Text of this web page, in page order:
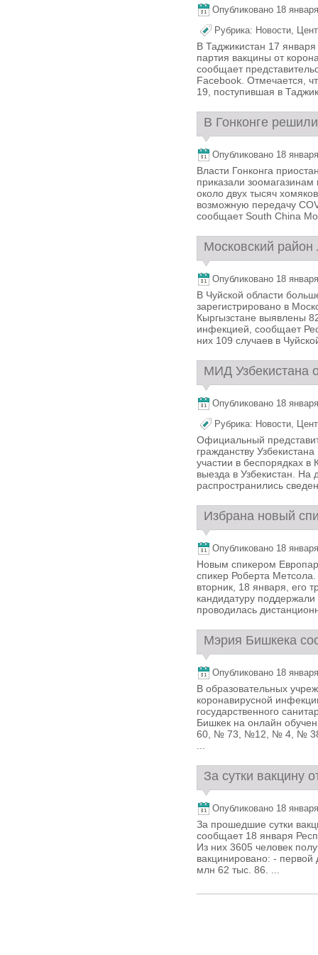
Опубликовано 18
Рубрика: Новости,
В Таджикистан 17
партия вакцины от
сообщает
Facebook. Отмечается,
19, поступившая в
В Гонконге
Опубликовано 18
Власти Гонконга
приказали
около двух тысяч
возможную передачу
сообщает South China
Московский
Опубликовано 18
В Чуйской области
зарегистрировано в
Кыргызстане выявлены
инфекцией, сообщает
них 109 случаев в
МИД Узбекистана
Опубликовано 18
Рубрика: Новости,
Официальный
гражданству
участии в беспорядках
выезда в Узбекистан.
распространились
Избрана новый
Опубликовано 18
Новым спикером
спикер Роберта
вторник, 18 января, его
кандидатуру
проводилась
Мэрия Бишкека
Опубликовано 18
В образовательных
коронавирусной
государственного
Бишкек на онлайн
60, № 73, №12, № 4, №
За сутки вакцину
Опубликовано 18
За прошедшие сутки
сообщает 18 января
Из них 3605 человек
вакцинировано: -
млн 62 тыс. 86. ...